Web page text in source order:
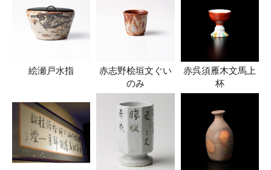
絵瀬戸水指
赤志野桧垣文ぐい
のみ
赤呉須雁木文馬上
杯